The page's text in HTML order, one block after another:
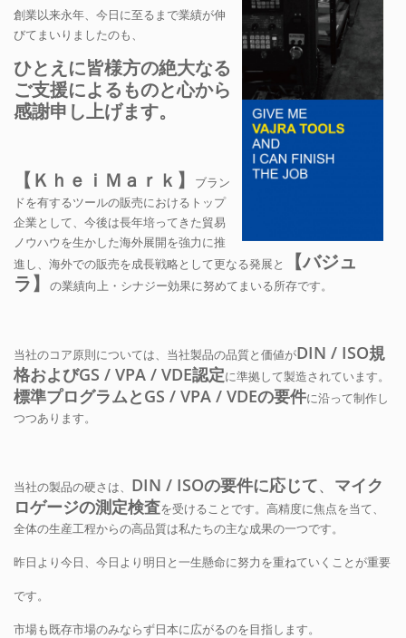
創業以来永年、今日に至るまで業績が伸
びてまいりましたのも、
ひとえに皆様方の絶大なる
ご支援によるものと心から
感謝申し上げます。
【ＫｈｅｉＭａｒｋ】
ブラン
ドを有するツールの販売におけるトップ
企業として、今後は長年培ってきた貿易
ノウハウを生かした海外展開を強力に推
進し、海外での販売を成長戦略として更なる発展と
【バジュ
ラ】
の業績向上・シナジー効果に努めてまいる所存です。
当社のコア原則については、当社製品の品質と価値がDIN / ISO規
格およびGS / VPA / VDE認定に準拠して製造されています。
標準プログラムとGS / VPA / VDEの要件に沿って制作し
つつあります。
当社の製品の硬さは、 DIN / ISOの要件に応じて、 マイク
ロゲージの測定検査を受けることです。高精度に焦点を当て、
全体の生産工程からの高品質は私たちの主な成果の一つです。
昨日より今日、今日より明日と一生懸命に努力を重ねていくことが重要
です。
市場も既存市場のみならず日本に広がるのを目指します。